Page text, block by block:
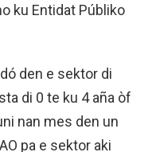
ku Entidat Públiko
den e sektor di
di 0 te ku 4 aña òf
nan mes den un
pa e sektor aki